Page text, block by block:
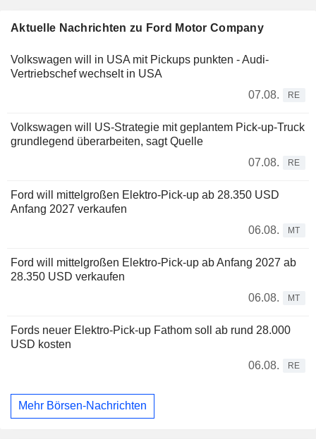
Aktuelle Nachrichten zu Ford Motor Company
Volkswagen will in USA mit Pickups punkten - Audi-
Vertriebschef wechselt in USA
07.08.
RE
Volkswagen will US-Strategie mit geplantem Pick-up-Truck
grundlegend überarbeiten, sagt Quelle
07.08.
RE
Ford will mittelgroßen Elektro-Pick-up ab 28.350 USD
Anfang 2027 verkaufen
06.08.
MT
Ford will mittelgroßen Elektro-Pick-up ab Anfang 2027 ab
28.350 USD verkaufen
06.08.
MT
Fords neuer Elektro-Pick-up Fathom soll ab rund 28.000
USD kosten
06.08.
RE
Mehr Börsen-Nachrichten